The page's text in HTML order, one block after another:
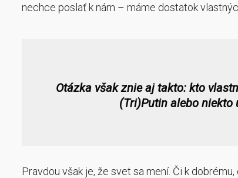
nechce poslať k nám – máme dostatok
Otázka však znie aj takto: kto
(Tri)Putin alebo niekto
Pravdou však je, že svet sa mení. Či k